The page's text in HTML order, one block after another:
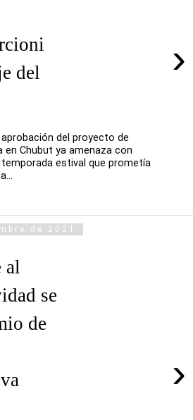
del
›
del proyecto de
en Chubut ya amenaza con
estival que prometía
de 2021
al
se
de
›